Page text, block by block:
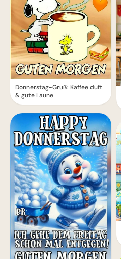
Donnerstag-Gruß: Kaffee duft
& gute Laune